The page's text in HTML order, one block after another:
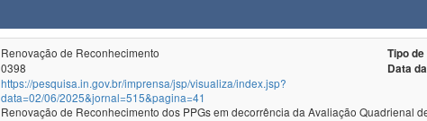
Renovação de Reconhecimento Tipo
0398 Data
https://pesquisa.in.gov.br/imprensa/jsp/visualiza/index.jsp?
data=02/06/2025&jornal=515&pagina=41
Renovação de Reconhecimento dos PPGs em decorrência da Avaliação Quadrienal